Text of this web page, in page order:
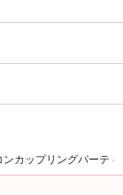
ンカップリングパーティ